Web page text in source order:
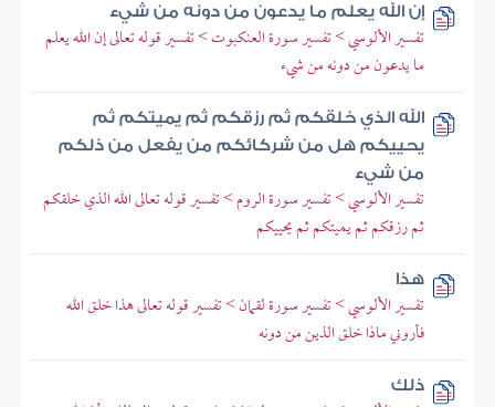
إن الله يعلم ما يدعون من دونه من شيء
تفسير الألوسي > تفسير سورة العنكبوت > تفسير قوله تعالى إن الله يعلم
ما يدعون من دونه من شيء
الله الذي خلقكم ثم رزقكم ثم يميتكم ثم
يحييكم هل من شركائكم من يفعل من ذلكم
من شيء
تفسير الألوسي > تفسير سورة الروم > تفسير قوله تعالى الله الذي خلقكم
ثم رزقكم ثم يميتكم ثم يحييكم
هذا
تفسير الألوسي > تفسير سورة لقمان > تفسير قوله تعالى هذا خلق الله
فأروني ماذا خلق الذين من دونه
ذلك